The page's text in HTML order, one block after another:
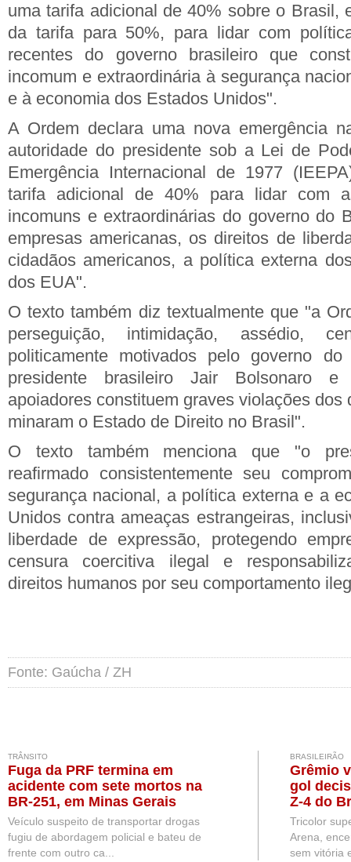
uma tarifa adicional de 40% sobre o Brasil,
da tarifa para 50%, para lidar com
recentes do governo brasileiro que
incomum e extraordinária à segurança
e à economia dos Estados Unidos".
A Ordem declara uma nova emergência
autoridade do presidente sob a Lei de
Emergência Internacional de 1977
tarifa adicional de 40% para lidar com
incomuns e extraordinárias do governo do
empresas americanas, os direitos de
cidadãos americanos, a política externa
dos EUA".
O texto também diz textualmente que "a
perseguição, intimidação, assédio,
politicamente motivados pelo governo
presidente brasileiro Jair Bolsonaro
apoiadores constituem graves violações dos
minaram o Estado de Direito no Brasil".
O texto também menciona que "o
reafirmado consistentemente seu
segurança nacional, a política externa e a
Unidos contra ameaças estrangeiras,
liberdade de expressão, protegendo
censura coercitiva ilegal e
direitos humanos por seu comportamento
Fonte: Gaúcha / ZH
TRÂNSITO
Fuga da PRF termina em
acidente com sete mortos na
BR-251, em Minas Gerais
Veículo suspeito de transportar drogas
fugiu de abordagem policial e bateu de
frente com outro ca...
BRASILEIRÃO
Grêmio
gol
Z-4 do
Tricolor
Arena,
sem vitória